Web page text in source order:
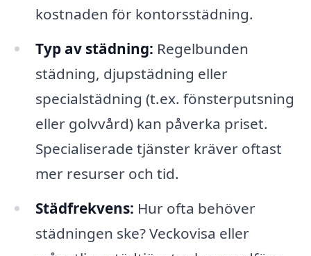
kostnaden för kontorsstädning.
Typ av städning: Regelbunden
städning, djupstädning eller
specialstädning (t.ex. fönsterputsning
eller golvvård) kan påverka priset.
Specialiserade tjänster kräver oftast
mer resurser och tid.
Städfrekvens: Hur ofta behöver
städningen ske? Veckovisa eller